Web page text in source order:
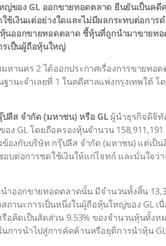
ญ่ของ GL ออกขายทอดตลาด ยืนยันเป็นค
เงินแต่อย่างใดและไม่มีผลกระทบต่อการ
นออกขายทอดตลาด ชี้หุ้นที่ถูกนำมาขายท
เป็นผู้ถือหุ้นใหญ่
านคร 2 ได้ออกประกาศเรื่องการขายท
านะจำเลยที่ 1 ในคดีศาลแพ่งกรุงเทพใต้
ลีส จำกัด (มหาชน) หรือ GLผู้นำธุรกิจดิจิทั
ง GL โดยถือครองหุ้นจำนวน
งกับบริษัท กรุ๊ปลีส จำกัด (มหาชน) แต่เป็
บต่อการชดใช้เงินให้แก่โจทก์ และมั่นใจว่
ออกขายทอดตลาดนั้น มีจำนวนทั้งสิ้น
านะการเป็นหนึ่งในผู้ถือหุ้นใหญ่ของ GL
อคิดเป็นสัดส่วน 9.53% ของจำนวนหุ้นทั้ง
การนำไปสู่การคัดค้านหรือยุติการนำหุ้น